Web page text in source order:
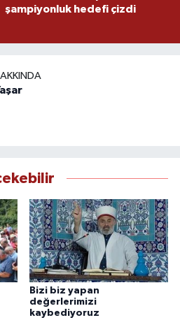
şampiyonluk hedefi çizdi
Bizi biz yapan
değerlerimizi
kaybediyoruz